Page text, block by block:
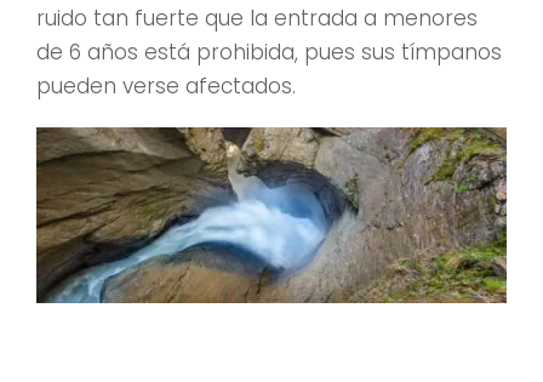
ruido tan fuerte que la entrada a menores
de 6 años está prohibida, pues sus tímpanos
pueden verse afectados.